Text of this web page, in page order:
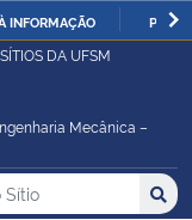
INFORMAÇÃO
SÍTIOS DA UFSM
Mecânica –
no no Sítio